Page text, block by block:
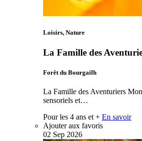
Loisirs, Nature
La Famille des
Forêt du Bourgailh
La Famille des Aventuriers
sensoriels et…
Pour les 4 ans et + En savoir
Ajouter aux favoris
02 Sep 2026